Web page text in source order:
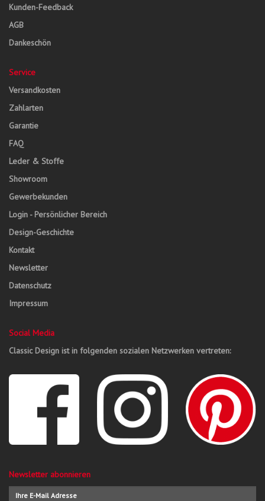
Kunden-Feedback
AGB
Dankeschön
Service
Versandkosten
Zahlarten
Garantie
FAQ
Leder & Stoffe
Showroom
Gewerbekunden
Login - Persönlicher Bereich
Design-Geschichte
Kontakt
Newsletter
Datenschutz
Impressum
Social Media
Classic Design ist in folgenden sozialen Netzwerken vertreten:
Newsletter abonnieren